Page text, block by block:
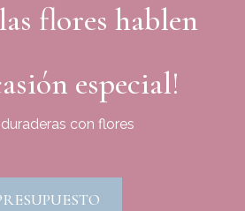
flores hablen
especial!
con flores